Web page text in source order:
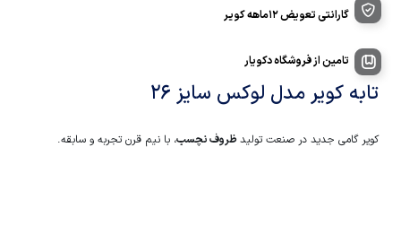
گارانتی تعویض 12ماهه کویر
تامین از فروشگاه دکویار
تابه کویر مدل لوکس سایز 26
کویر گامی جدید در صنعت تولیدظروف نچسب، با نیم قرن تجربه و سابقه.